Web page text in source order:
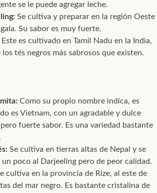
se le puede agregar leche.
Se cultiva y preparar en la región Oeste
Su sabor es muy fuerte.
Este es cultivado en Tamil Nadu en la India,
los tés negros más sabrosos que existen.
Como su propio nombre indica, es
es Vietnam, con un agradable y dulce
fuerte sabor. Es una variedad bastante
Se cultiva en tierras altas de Nepal y se
un poco al Darjeeling pero de peor calidad.
cultiva en la provincia de Rize, al este de
del mar negro. Es bastante cristalina de